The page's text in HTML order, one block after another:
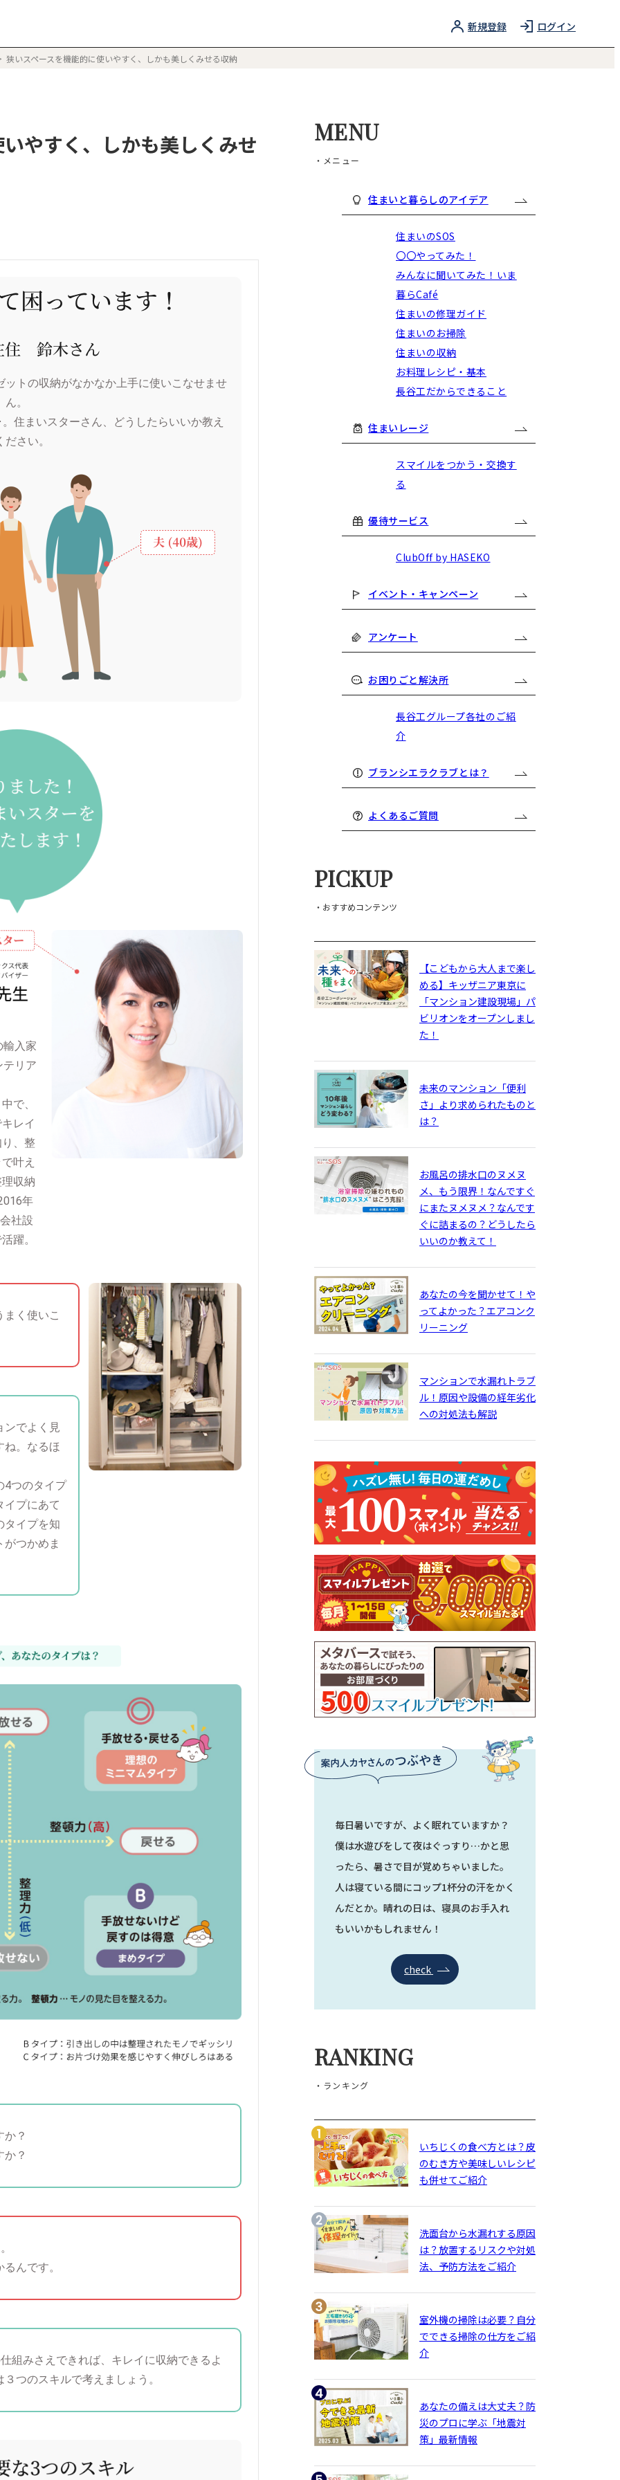
新規登録 ログイン
狭いスペースを機能的に使いやすく、しかも美しくみせる収納
やすく、しかも美しくみせ
ットの収納がなかなか上手に使いこなせませ
ん。
住まいスターさん、どうしたらいいか教え
ださい。
輸入家
テリア
で、
レイ
、整
叶え
収納
年
社設
躍。
まく使いこ
ンでよく見
ね。なるほ
4つのタイプ
イプにあて
タイプを知
つかめま
か？
か？
んです。
組みさえできれば、 キレイに収納できるよ
３つのスキルで考えましょう。
MENU
・メニュー
住まいと暮らしのアイデア
住まいのSOS
〇〇やってみた！
みんなに聞いてみた！いま
暮らCafé
住まいの修理ガイド
住まいのお掃除
住まいの収納
お料理レシピ・基本
長谷工だからできること
住まいレージ
スマイルをつかう・交換す
る
優待サービス
ClubOff by HASEKO
イベント・キャンペーン
アンケート
お困りごと解決所
長谷工グループ各社のご紹
介
ブランシエラクラブとは？
よくあるご質問
PICKUP
・おすすめコンテンツ
【こどもから大人まで楽し
める】キッザニア東京に
「マンション建設現場」パ
ビリオンをオープンしまし
た！
未来のマンション「便利
さ」より求められたものと
は？
お風呂の排水口のヌメヌ
メ、もう限界！なんですぐ
にまたヌメヌメ？なんです
ぐに詰まるの？どうしたら
いいのか教えて！
あなたの今を聞かせて！や
ってよかった？エアコンク
リーニング
マンションで水漏れトラブ
ル！原因や設備の経年劣化
への対処法も解説
毎日暑いですが、よく眠れていますか？
僕は水遊びをして夜はぐっすり…かと思
ったら、暑さで目が覚めちゃいました。
人は寝ている間にコップ1杯分の汗をかく
んだとか。晴れの日は、寝具のお手入れ
もいいかもしれません！
check
RANKING
・ランキング
いちじくの食べ方とは？皮
のむき方や美味しいレシピ
も併せてご紹介
洗面台から水漏れする原因
は？放置するリスクや対処
法、予防方法をご紹介
室外機の掃除は必要？自分
でできる掃除の仕方をご紹
介
あなたの備えは大丈夫？防
災のプロに学ぶ「地震対
策」最新情報